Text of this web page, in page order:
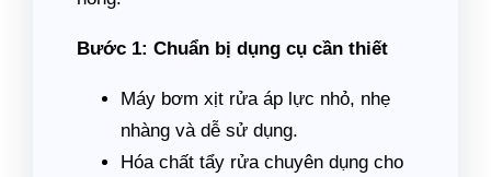
Bước 1: Chuẩn bị dụng cụ cần thiết
Máy bơm xịt rửa áp lực nhỏ, nhẹ
nhàng và dễ sử dụng.
Hóa chất tẩy rửa chuyên dụng cho